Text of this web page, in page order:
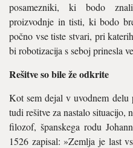
posamezniki, ki bodo
proizvodnje in tisti, ki bodo
počno vse tiste stvari, pri
bi robotizacija s seboj prinesla
Rešitve so bile že odkrite
Kot sem dejal v uvodnem delu
tudi rešitve za nastalo situacijo,
filozof, španskega rodu
1526 zapisal: »Zemlja je last